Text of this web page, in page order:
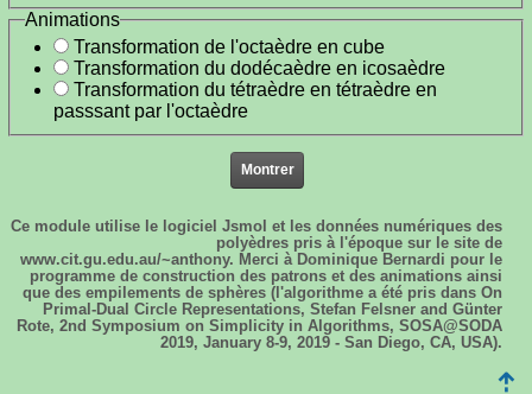
Animations
Transformation de l'octaèdre en cube
Transformation du dodécaèdre en icosaèdre
Transformation du tétraèdre en tétraèdre en
passsant par l'octaèdre
Ce module utilise le logiciel Jsmol et les données numériques des
polyèdres pris à l'époque sur le site de
www.cit.gu.edu.au/~anthony. Merci à Dominique Bernardi pour le
programme de construction des patrons et des animations ainsi
que des empilements de sphères (l'algorithme a été pris dans On
Primal-Dual Circle Representations, Stefan Felsner and Günter
Rote, 2nd Symposium on Simplicity in Algorithms, SOSA@SODA
2019, January 8-9, 2019 - San Diego, CA, USA).